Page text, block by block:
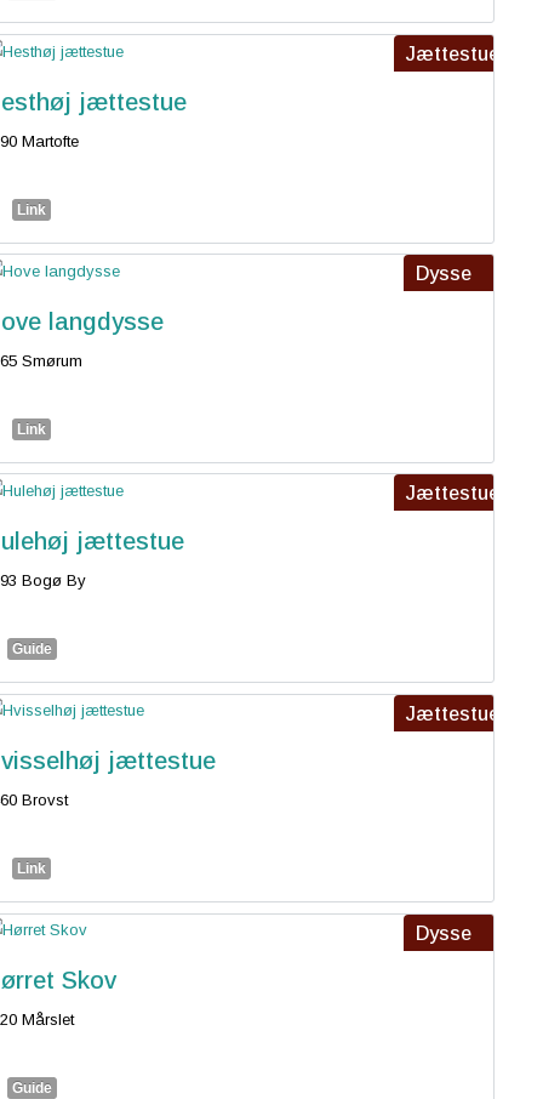
Jættestue
jættestue
Martofte
Link
Dysse
langdysse
Smørum
Link
Jættestue
jættestue
Bogø By
Guide
Jættestue
jættestue
Brovst
Link
Dysse
Skov
Mårslet
Guide